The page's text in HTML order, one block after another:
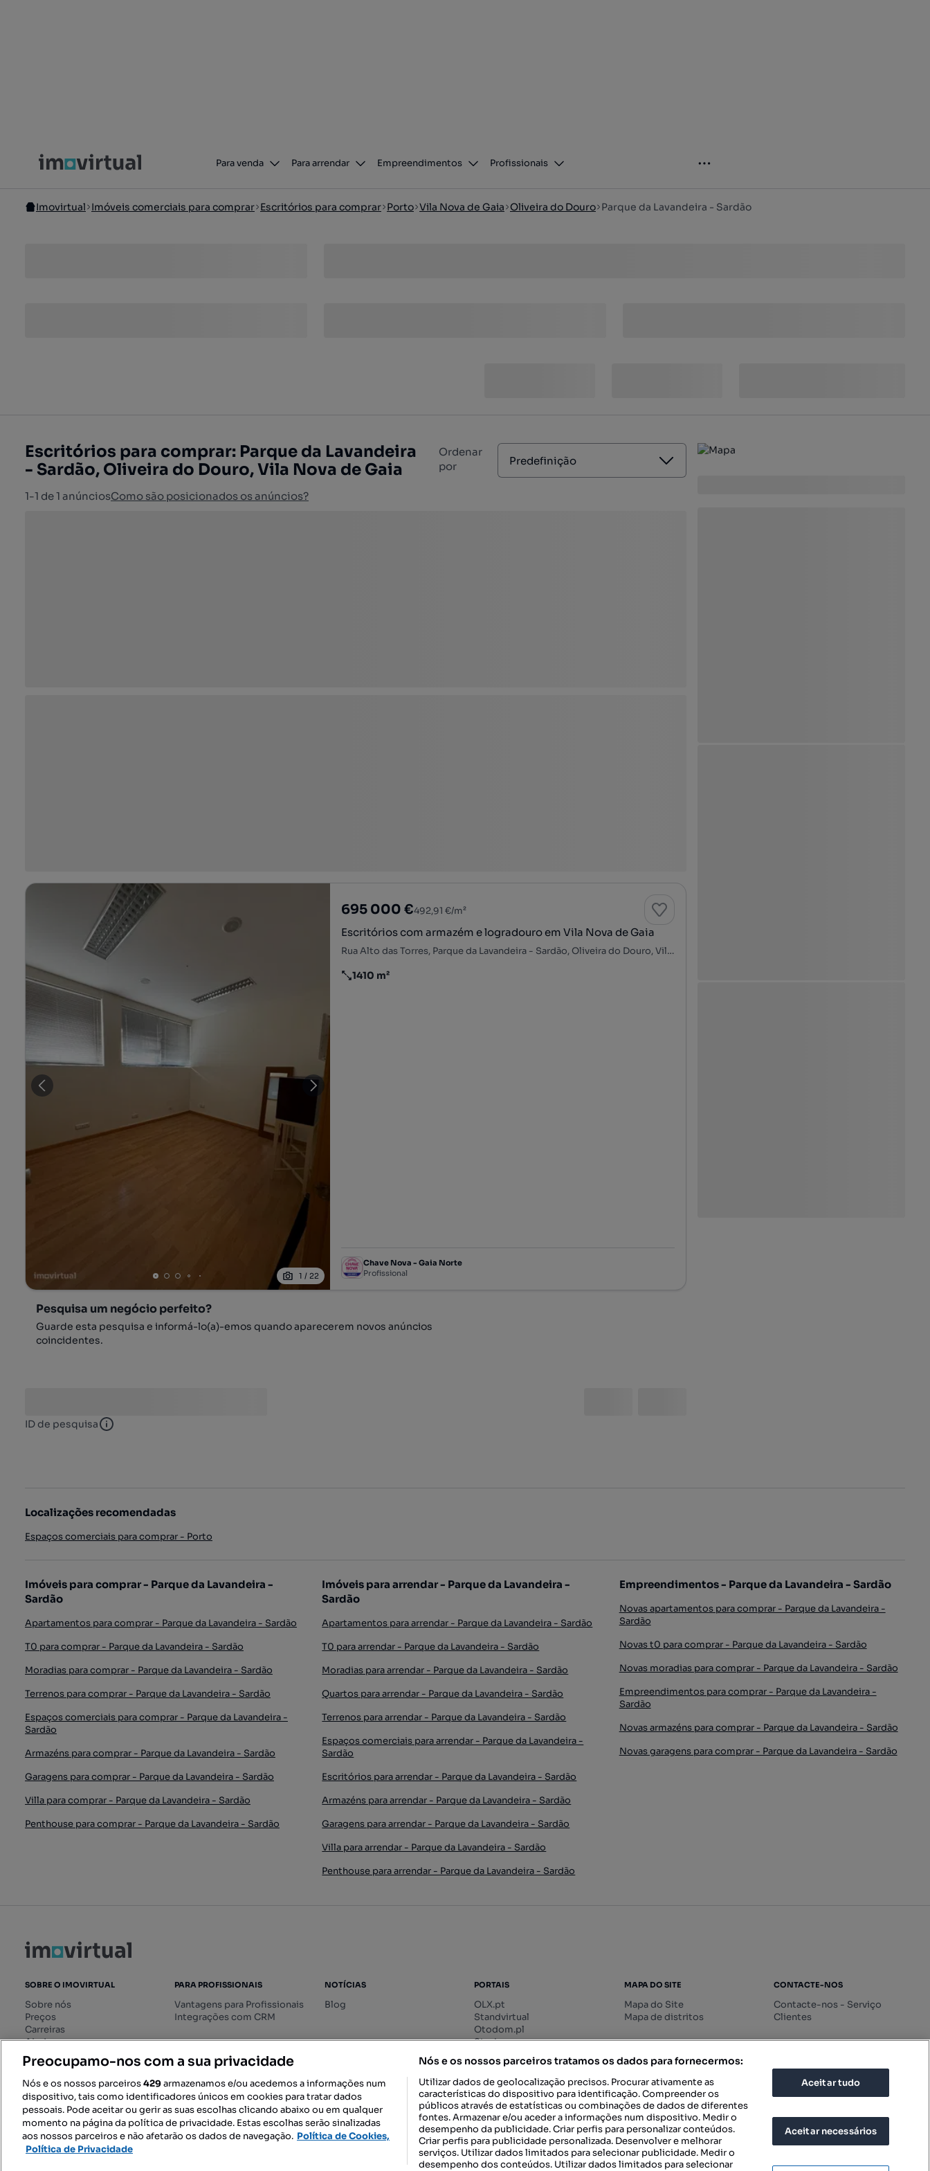
Para venda Para arrendar Empreendimentos Profissionais
Imovirtual Imóveis comerciais para comprar Escritórios para comprar Porto Vila Nova de Gaia Oliveira do Douro Parque da Lavandeira - Sardão
Escritórios para comprar: Parque da Lavandeira
- Sardão, Oliveira do Douro, Vila Nova de Gaia
1-1 de 1 anúnciosComo são posicionados os anúncios?
Ordenar
por
Predefinição
1 / 22
695 000 €492,91 €/m²
Escritórios com armazém e logradouro em Vila Nova de Gaia
Rua Alto das Torres, Parque da Lavandeira - Sardão, Oliveira do Douro, Vila Nova de Gaia, Porto
Preço por metro quadrado
1410 m²
Chave Nova - Gaia Norte
Profissional
Pesquisa um negócio perfeito?
Guarde esta pesquisa e informá-lo(a)-emos quando aparecerem novos anúncios
coincidentes.
ID de pesquisa ID de pesquisa
Localizações recomendadas
Espaços comerciais para comprar - Porto
Imóveis para comprar - Parque da Lavandeira -
Sardão
Apartamentos para comprar - Parque da Lavandeira - Sardão
T0 para comprar - Parque da Lavandeira - Sardão
Moradias para comprar - Parque da Lavandeira - Sardão
Terrenos para comprar - Parque da Lavandeira - Sardão
Espaços comerciais para comprar - Parque da Lavandeira -
Sardão
Armazéns para comprar - Parque da Lavandeira - Sardão
Garagens para comprar - Parque da Lavandeira - Sardão
Villa para comprar - Parque da Lavandeira - Sardão
Penthouse para comprar - Parque da Lavandeira - Sardão
Imóveis para arrendar - Parque da Lavandeira -
Sardão
Apartamentos para arrendar - Parque da Lavandeira - Sardão
T0 para arrendar - Parque da Lavandeira - Sardão
Moradias para arrendar - Parque da Lavandeira - Sardão
Quartos para arrendar - Parque da Lavandeira - Sardão
Terrenos para arrendar - Parque da Lavandeira - Sardão
Espaços comerciais para arrendar - Parque da Lavandeira -
Sardão
Escritórios para arrendar - Parque da Lavandeira - Sardão
Armazéns para arrendar - Parque da Lavandeira - Sardão
Garagens para arrendar - Parque da Lavandeira - Sardão
Villa para arrendar - Parque da Lavandeira - Sardão
Penthouse para arrendar - Parque da Lavandeira - Sardão
Empreendimentos - Parque da Lavandeira - Sardão
Novas apartamentos para comprar - Parque da Lavandeira -
Sardão
Novas t0 para comprar - Parque da Lavandeira - Sardão
Novas moradias para comprar - Parque da Lavandeira - Sardão
Empreendimentos para comprar - Parque da Lavandeira -
Sardão
Novas armazéns para comprar - Parque da Lavandeira - Sardão
Novas garagens para comprar - Parque da Lavandeira - Sardão
SOBRE O IMOVIRTUAL
Sobre nós
Preços
Carreiras
Ajuda
Livro de Reclamações online
Regulamento dos Serviços
Digitais
PARA PROFISSIONAIS
Vantagens para Profissionais
Integrações com CRM
NOTÍCIAS
Blog
PORTAIS
OLX.pt
Standvirtual
Otodom.pl
Storia.ro
MAPA DO SITE
Mapa do Site
Mapa de distritos
CONTACTE-NOS
Contacte-nos - Serviço
Clientes
SIGA-NOS: DESCARREGAR NA:
Preocupamo-nos com a sua privacidade
Nós e os nossos parceiros429armazenamos e/ou acedemos a informações num
dispositivo, tais como identificadores únicos em cookies para tratar dados
pessoais. Pode aceitar ou gerir as suas escolhas clicando abaixo ou em qualquer
momento na página da política de privacidade. Estas escolhas serão sinalizadas
aos nossos parceiros e não afetarão os dados de navegação. Política de Cookies,
Política de Privacidade
Nós e os nossos parceiros tratamos os dados para fornecermos:
Utilizar dados de geolocalização precisos. Procurar ativamente as
características do dispositivo para identificação. Compreender os
públicos através de estatísticas ou combinações de dados de diferentes
fontes. Armazenar e/ou aceder a informações num dispositivo. Medir o
desempenho da publicidade. Criar perfis para personalizar conteúdos.
Criar perfis para publicidade personalizada. Desenvolver e melhorar
serviços. Utilizar dados limitados para selecionar publicidade. Medir o
desempenho dos conteúdos. Utilizar dados limitados para selecionar
Aceitar tudo
Aceitar necessários